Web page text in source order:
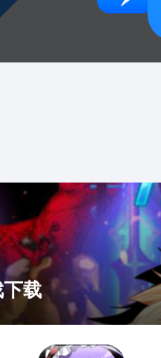
文化建设、团队协同、人力
个领域，以及智慧考勤机、
载